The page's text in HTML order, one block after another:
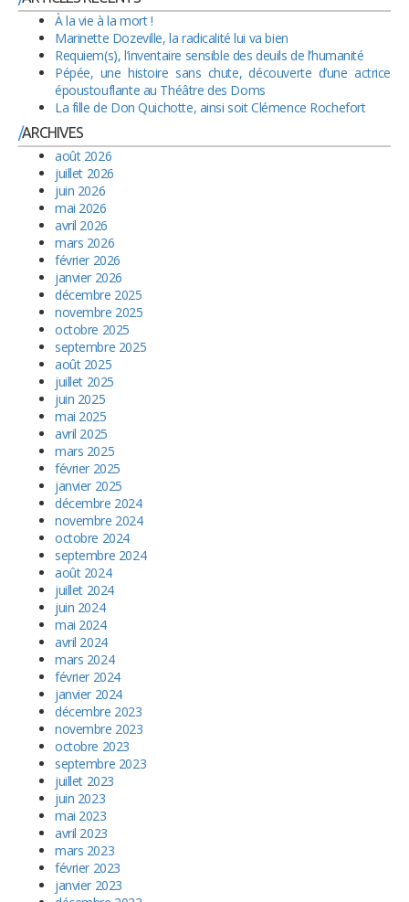
À la vie à la mort !
Marinette Dozeville, la radicalité lui va bien
Requiem(s), l’inventaire sensible des deuils de l’humanité
Pépée, une histoire sans chute, découverte d’une actrice
époustouflante au Théâtre des Doms
La fille de Don Quichotte, ainsi soit Clémence Rochefort
ARCHIVES
août 2026
juillet 2026
juin 2026
mai 2026
avril 2026
mars 2026
février 2026
janvier 2026
décembre 2025
novembre 2025
octobre 2025
septembre 2025
août 2025
juillet 2025
juin 2025
mai 2025
avril 2025
mars 2025
février 2025
janvier 2025
décembre 2024
novembre 2024
octobre 2024
septembre 2024
août 2024
juillet 2024
juin 2024
mai 2024
avril 2024
mars 2024
février 2024
janvier 2024
décembre 2023
novembre 2023
octobre 2023
septembre 2023
juillet 2023
juin 2023
mai 2023
avril 2023
mars 2023
février 2023
janvier 2023